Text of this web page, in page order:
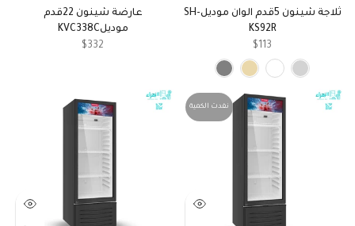
ثلاجة شينون 5قدم الوان موديلSH-
KS92R
$113
عارضة شينون 22قدم
موديلKVC338C
$332
نفدت الكمية